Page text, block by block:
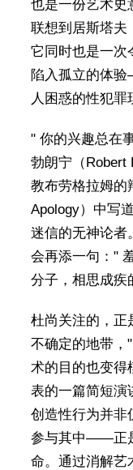
也是一份艺术史
联想到居斯塔夫
它同时也是一次
陷入孤立的体
人困惑的性犯罪
" 你的兴趣总在
勃朗宁（Robert
教布劳格拉姆的
Apology）中写
迷信的无神论者
会再添一句："
分子，相思成疾
杜尚关注的，
不确定的地带，
术的目的也变得
表的一篇简短演
创造性行为并非
参与其中——正
命。通过消解艺